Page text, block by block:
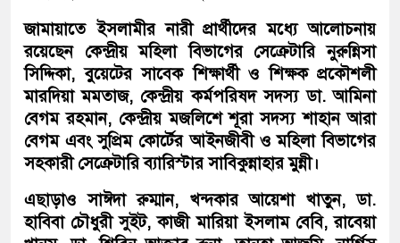
জামায়াতে ইসলামীর নারী প্রার্থীদের মধ্যে আলোচনায়
রয়েছেন কেন্দ্রীয় মহিলা বিভাগের সেক্রেটারি নুরুন্নিসা
সিদ্দিকা, বুয়েটের সাবেক শিক্ষার্থী ও শিক্ষক প্রকৌশলী
মারদিয়া মমতাজ, কেন্দ্রীয় কর্মপরিষদ সদস্য ডা. আমিনা
বেগম রহমান, কেন্দ্রীয় মজলিশে শূরা সদস্য শাহান আরা
বেগম এবং সুপ্রিম কোর্টের আইনজীবী ও মহিলা বিভাগের
সহকারী সেক্রেটারি ব্যারিস্টার সাবিকুন্নাহার মুন্নী।
এছাড়াও সাঈদা রুম্মান, খন্দকার আয়েশা খাতুন, ডা.
হাবিবা চৌধুরী সুইট, কাজী মারিয়া ইসলাম বেবি, রাবেয়া